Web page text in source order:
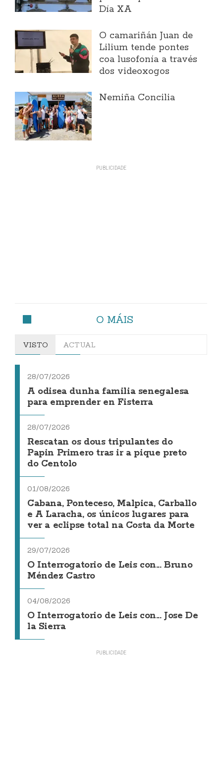
Día XA
O camariñán Juan de
Lilium tende pontes
coa lusofonía a través
dos videoxogos
Nemiña Concilia
O MÁIS
VISTO ACTUAL
28/07/2026
A odisea dunha familia senegalesa
para emprender en Fisterra
28/07/2026
Rescatan os dous tripulantes do
Papin Primero tras ir a pique preto
do Centolo
01/08/2026
Cabana, Ponteceso, Malpica, Carballo
e A Laracha, os únicos lugares para
ver a eclipse total na Costa da Morte
29/07/2026
O Interrogatorio de Leis con... Bruno
Méndez Castro
04/08/2026
O Interrogatorio de Leis con... Jose De
la Sierra